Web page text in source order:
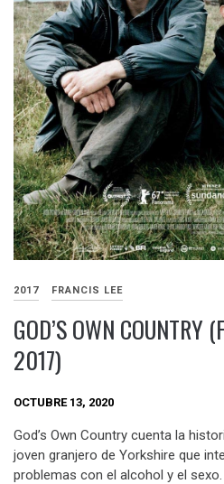
2017 FRANCIS LEE
GOD’S OWN COUNTRY
2017)
OCTUBRE 13, 2020
God’s Own Country cuenta la
joven granjero de Yorkshire que
problemas con el alcohol y el